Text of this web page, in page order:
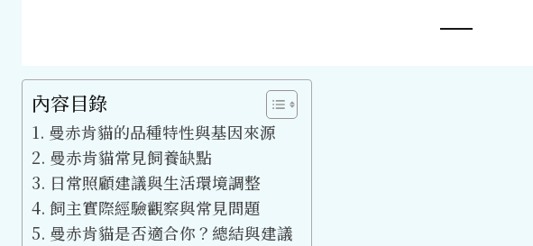
內容目錄
曼赤肯貓的品種特性與基因來源
曼赤肯貓常見飼養缺點
日常照顧建議與生活環境調整
飼主實際經驗觀察與常見問題
曼赤肯貓是否適合你？總結與建議